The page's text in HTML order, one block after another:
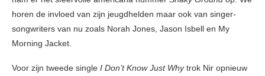
horen de invloed van zijn jeugdhelden maar ook van singer-
songwriters van nu zoals Norah Jones, Jason Isbell en My
Morning Jacket.
Voor zijn tweede single I Don’t Know Just Whytrok Nir opnieuw